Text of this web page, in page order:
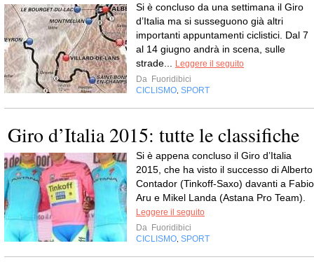
Si è concluso da una settimana il Giro
d’Italia ma si susseguono già altri
importanti appuntamenti ciclistici. Dal 7
al 14 giugno andrà in scena, sulle
strade...
Leggere il seguito
Da Fuoridibici
CICLISMO SPORT
Giro d’Italia 2015: tutte le classifiche
Si è appena concluso il Giro d’Italia
2015, che ha visto il successo di Alberto
Contador (Tinkoff-Saxo) davanti a Fabio
Aru e Mikel Landa (Astana Pro Team).
Leggere il seguito
Da Fuoridibici
CICLISMO SPORT